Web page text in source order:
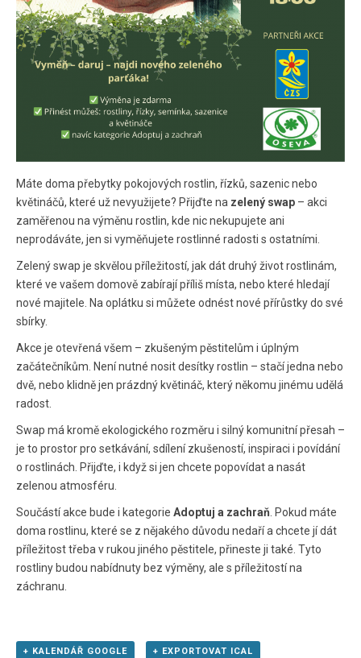
Máte doma přebytky pokojových rostlin, řízků, sazenic nebo
květináčů, které už nevyužijete? Přijďte na zelený swap – akci
zaměřenou na výměnu rostlin, kde nic nekupujete ani
neprodáváte, jen si vyměňujete rostlinné radosti s ostatními.
Zelený swap je skvělou příležitostí, jak dát druhý život rostlinám,
které ve vašem domově zabírají příliš místa, nebo které hledají
nové majitele. Na oplátku si můžete odnést nové přírůstky do své
sbírky.
Akce je otevřená všem – zkušeným pěstitelům i úplným
začátečníkům. Není nutné nosit desítky rostlin – stačí jedna nebo
dvě, nebo klidně jen prázdný květináč, který někomu jinému udělá
radost.
Swap má kromě ekologického rozměru i silný komunitní přesah –
je to prostor pro setkávání, sdílení zkušeností, inspiraci i povídání
o rostlinách. Přijďte, i když si jen chcete popovídat a nasát
zelenou atmosféru.
Součástí akce bude i kategorie Adoptuj a zachraň . Pokud máte
doma rostlinu, které se z nějakého důvodu nedaří a chcete jí dát
příležitost třeba v rukou jiného pěstitele, přineste ji také. Tyto
rostliny budou nabídnuty bez výměny, ale s příležitostí na
záchranu.
+ KALENDÁŘ GOOGLE + EXPORTOVAT ICAL